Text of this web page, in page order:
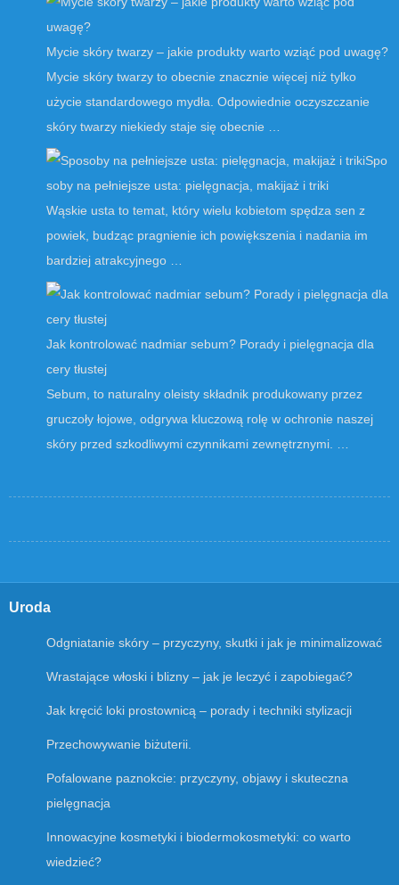
Mycie skóry twarzy – jakie produkty warto wziąć pod uwagę?
Mycie skóry twarzy to obecnie znacznie więcej niż tylko
użycie standardowego mydła. Odpowiednie oczyszczanie
skóry twarzy niekiedy staje się obecnie …
Spo
soby na pełniejsze usta: pielęgnacja, makijaż i triki
Wąskie usta to temat, który wielu kobietom spędza sen z
powiek, budząc pragnienie ich powiększenia i nadania im
bardziej atrakcyjnego …
Jak kontrolować nadmiar sebum? Porady i pielęgnacja dla
cery tłustej
Sebum, to naturalny oleisty składnik produkowany przez
gruczoły łojowe, odgrywa kluczową rolę w ochronie naszej
skóry przed szkodliwymi czynnikami zewnętrznymi. …
Uroda
Odgniatanie skóry – przyczyny, skutki i jak je minimalizować
Wrastające włoski i blizny – jak je leczyć i zapobiegać?
Jak kręcić loki prostownicą – porady i techniki stylizacji
Przechowywanie biżuterii.
Pofalowane paznokcie: przyczyny, objawy i skuteczna
pielęgnacja
Innowacyjne kosmetyki i biodermokosmetyki: co warto
wiedzieć?